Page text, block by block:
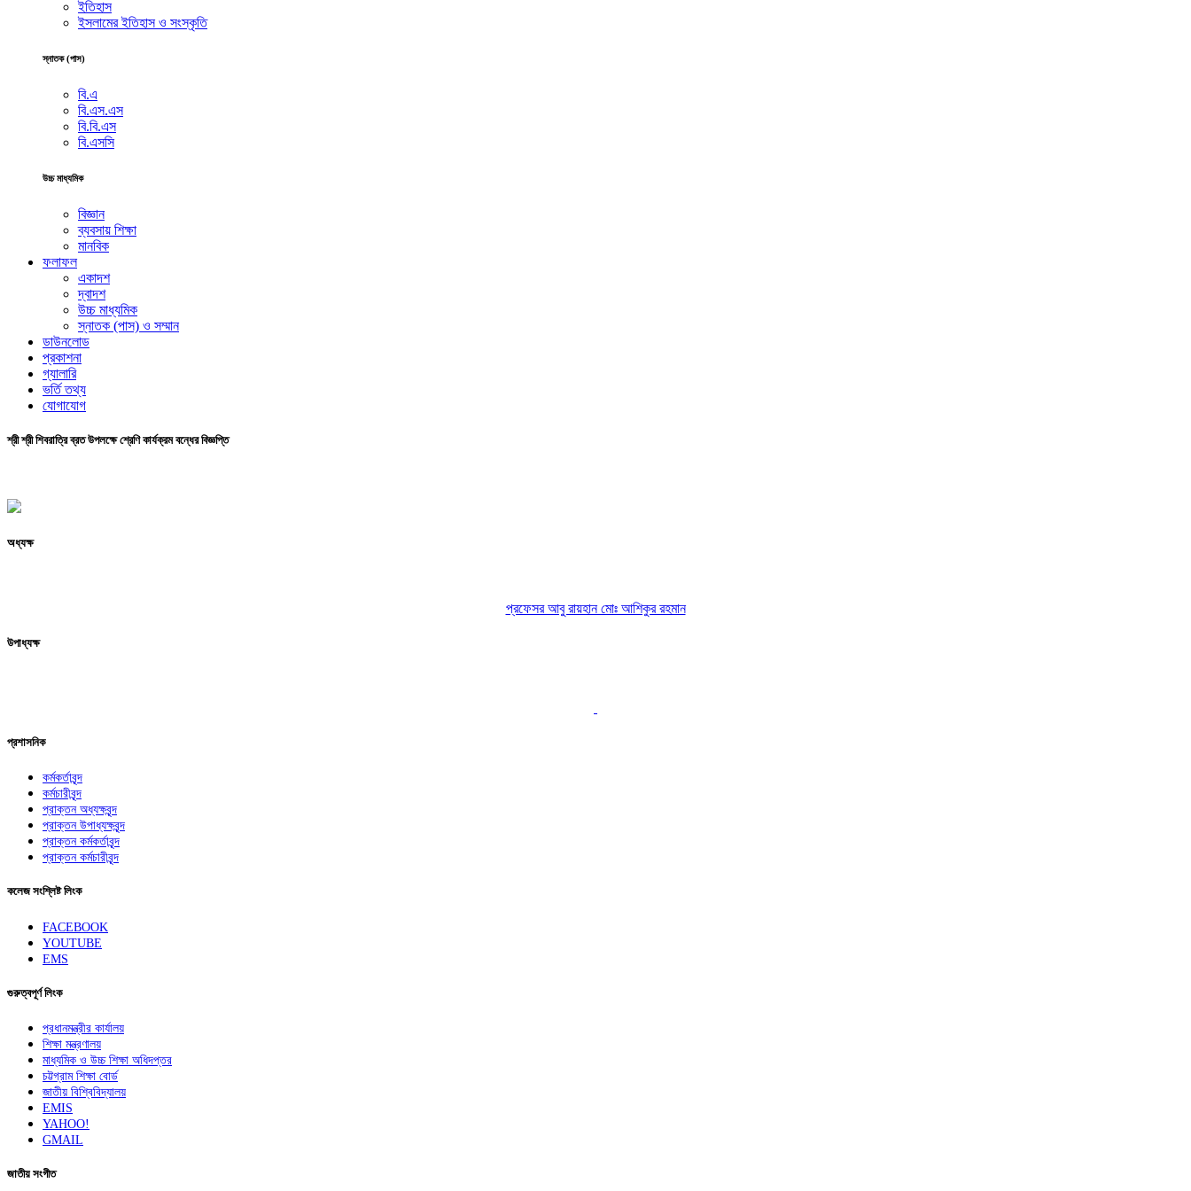
ইতিহাস
ইসলামের ইতিহাস ও সংস্কৃতি
স্নাতক (পাস)
বি.এ
বি.এস.এস
বি.বি.এস
বি.এসসি
উচ্চ মাধ্যমিক
বিজ্ঞান
ব্যবসায় শিক্ষা
মানবিক
ফলাফল
একাদশ
দ্বাদশ
উচ্চ মাধ্যমিক
স্নাতক (পাস) ও সম্মান
ডাউনলোড
প্রকাশনা
গ্যালারি
ভর্তি তথ্য
যোগাযোগ
শ্রী শ্রী শিবরাত্রি ব্রত উপলক্ষে শ্রেণি কার্যক্রম বন্ধের বিজ্ঞপ্তি
অধ্যক্ষ
প্রফেসর আবু রায়হান মোঃ আশিকুর রহমান
উপাধ্যক্ষ
প্রশাসনিক
কর্মকর্তাবৃন্দ
কর্মচারীবৃন্দ
প্রাক্তন অধ্যক্ষবৃন্দ
প্রাক্তন উপাধ্যক্ষবৃন্দ
প্রাক্তন কর্মকর্তাবৃন্দ
প্রাক্তন কর্মচারীবৃন্দ
কলেজ সংশ্লিষ্ট লিংক
FACEBOOK
YOUTUBE
EMS
গুরুত্বপূর্ণ লিংক
প্রধানমন্ত্রীর কার্যালয়
শিক্ষা মন্ত্রণালয়
মাধ্যমিক ও উচ্চ শিক্ষা অধিদপ্তর
চট্টগ্রাম শিক্ষা বোর্ড
জাতীয় বিশ্বিবিদ্যালয়
EMIS
YAHOO!
GMAIL
জাতীয় সংগীত